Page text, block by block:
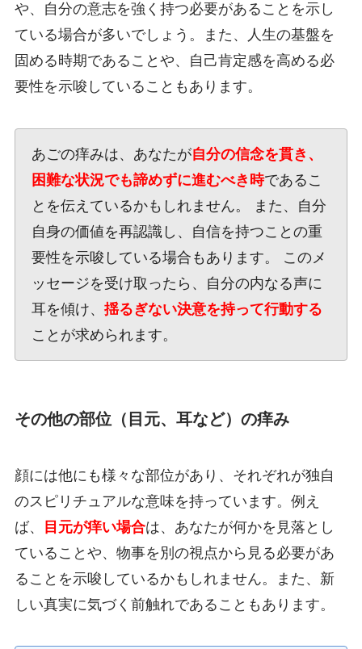
や、自分の意志を強く持つ必要があることを示し
ている場合が多いでしょう。また、人生の基盤を
固める時期であることや、自己肯定感を高める必
要性を示唆していることもあります。
あごの痒みは、あなたが自分の信念を貫き、
困難な状況でも諦めずに進むべき時であるこ
とを伝えているかもしれません。 また、自分
自身の価値を再認識し、自信を持つことの重
要性を示唆している場合もあります。 このメ
ッセージを受け取ったら、自分の内なる声に
耳を傾け、 揺るぎない決意を持って行動する
ことが求められます。
その他の部位（目元、耳など）の痒み
顔には他にも様々な部位があり、それぞれが独自
のスピリチュアルな意味を持っています。例え
ば、
目元が痒い場合は、あなたが何かを見落とし
ていることや、物事を別の視点から見る必要があ
ることを示唆しているかもしれません。また、新
しい真実に気づく前触れであることもあります。